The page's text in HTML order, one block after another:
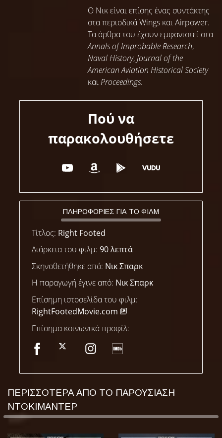
Ο Νικ είναι επίσης ένας συντάκτης
στα περιοδικά Wings και Airpower.
Τα άρθρα του έχουν εμφανιστεί στα
Annals of Improbable Research,
Naval History,Journal of the
American Aviation Historical Society
καιProceedings.
Πού να
παρακολουθήσετε
ΠΛΗΡΟΦΟΡΙΕΣ ΓΙΑ ΤΟ ΦΙΛΜ
Τίτλος: Right Footed
Διάρκεια του φιλμ: 90 λεπτά
Σκηνοθετήθηκε από: Νικ Σπαρκ
Η παραγωγή έγινε από: Νικ Σπαρκ
Επίσημη ιστοσελίδα του φιλμ:
RightFootedMovie.com
Επίσημα κοινωνικά προφίλ:
ΠΕΡΙΣΣΟΤΕΡΑ ΑΠΟ ΤΟ ΠΑΡΟΥΣΙΑΣΗ
ΝΤΟΚΙΜΑΝΤΕΡ